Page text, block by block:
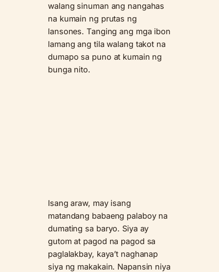
walang sinuman ang nangahas
na kumain ng prutas ng
lansones. Tanging ang mga ibon
lamang ang tila walang takot na
dumapo sa puno at kumain ng
bunga nito.
Isang araw, may isang
matandang babaeng palaboy na
dumating sa baryo. Siya ay
gutom at pagod na pagod sa
paglalakbay, kaya’t naghanap
siya ng makakain. Napansin niya